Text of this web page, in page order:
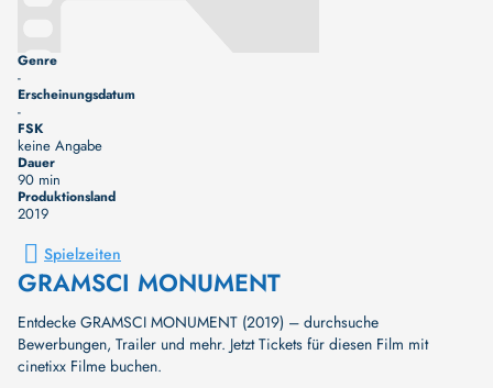
Genre
-
Erscheinungsdatum
-
FSK
keine Angabe
Dauer
90 min
Produktionsland
2019
Spielzeiten
GRAMSCI MONUMENT
Entdecke GRAMSCI MONUMENT (2019) – durchsuche
Bewerbungen, Trailer und mehr. Jetzt Tickets für diesen Film mit
cinetixx Filme buchen.